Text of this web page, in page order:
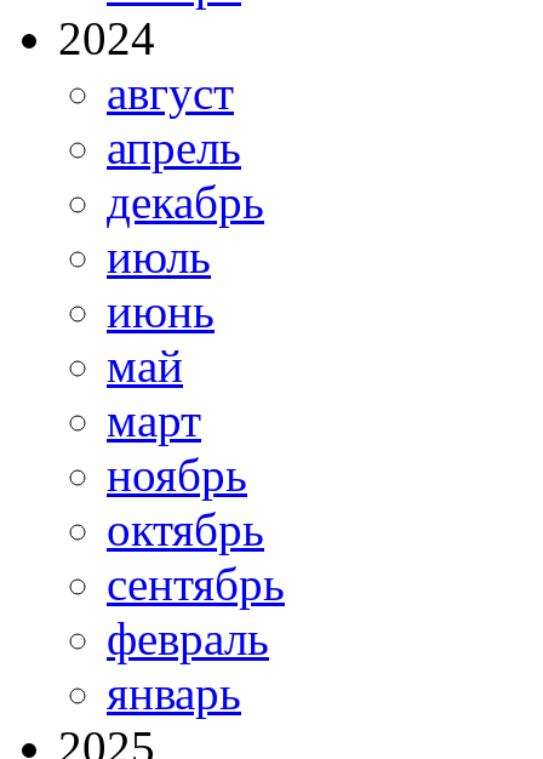
2024
август
апрель
декабрь
июль
июнь
май
март
ноябрь
октябрь
сентябрь
февраль
январь
2025